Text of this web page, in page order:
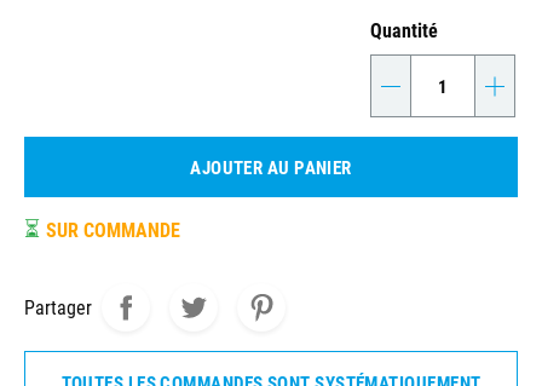
Quantité
- +
AJOUTER AU PANIER
⏳ SUR COMMANDE
Partager